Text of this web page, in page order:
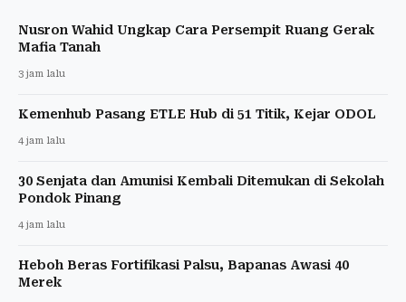
Nusron Wahid Ungkap Cara Persempit Ruang Gerak
Mafia Tanah
3 jam lalu
Kemenhub Pasang ETLE Hub di 51 Titik, Kejar ODOL
4 jam lalu
30 Senjata dan Amunisi Kembali Ditemukan di Sekolah
Pondok Pinang
4 jam lalu
Heboh Beras Fortifikasi Palsu, Bapanas Awasi 40
Merek